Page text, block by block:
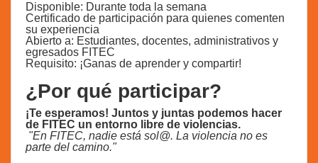
Disponible: Durante toda la semana
Certificado de participación para quienes comenten
su experiencia
Abierto a: Estudiantes, docentes, administrativos y
egresados FITEC
Requisito: ¡Ganas de aprender y compartir!
¿Por qué participar?
¡Te esperamos! Juntos y juntas podemos hacer
de FITEC un entorno libre de violencias.
"En FITEC, nadie está sol@. La violencia no es
parte del camino."